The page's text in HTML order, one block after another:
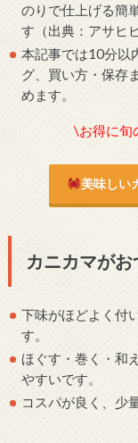
のりで仕上げる簡
す（出典：アサヒ
本記事では10分以
グ、買い方・保存
めます。
\お得に旬
美味しい
カニカマが
下味がほどよく付
す。
ほぐす・巻く・和
やすいです。
コスパが良く、少